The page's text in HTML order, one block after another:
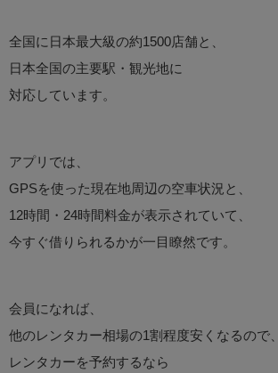
全国に日本最大級の約1500店舗と、
日本全国の主要駅・観光地に
対応しています。
アプリでは、
GPSを使った現在地周辺の空車状況と、
12時間・24時間料金が表示されていて、
今すぐ借りられるかが一目瞭然です。
会員になれば、
他のレンタカー相場の1割程度安くなるので、
レンタカーを予約するなら